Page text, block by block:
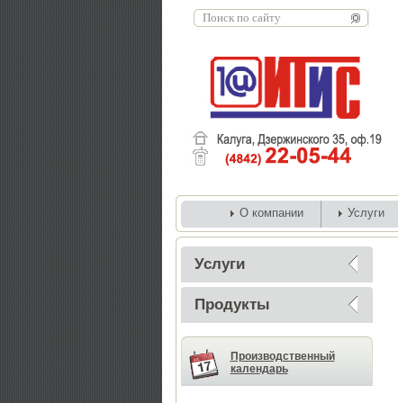
О компании Услуги
Услуги
Продукты
Производственный
календарь